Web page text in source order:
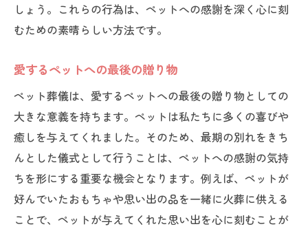
しょう。これらの行為は、ペットへの感謝を深く心に刻
むための素晴らしい方法です。
愛するペットへの最後の贈り物
ペット葬儀は、愛するペットへの最後の贈り物としての
大きな意義を持ちます。ペットは私たちに多くの喜びや
癒しを与えてくれました。そのため、最期の別れをきち
んとした儀式として行うことは、ペットへの感謝の気持
ちを形にする重要な機会となります。例えば、ペットが
好んでいたおもちゃや思い出の品を一緒に火葬に供える
ことで、ペットが与えてくれた思い出を心に刻むことが